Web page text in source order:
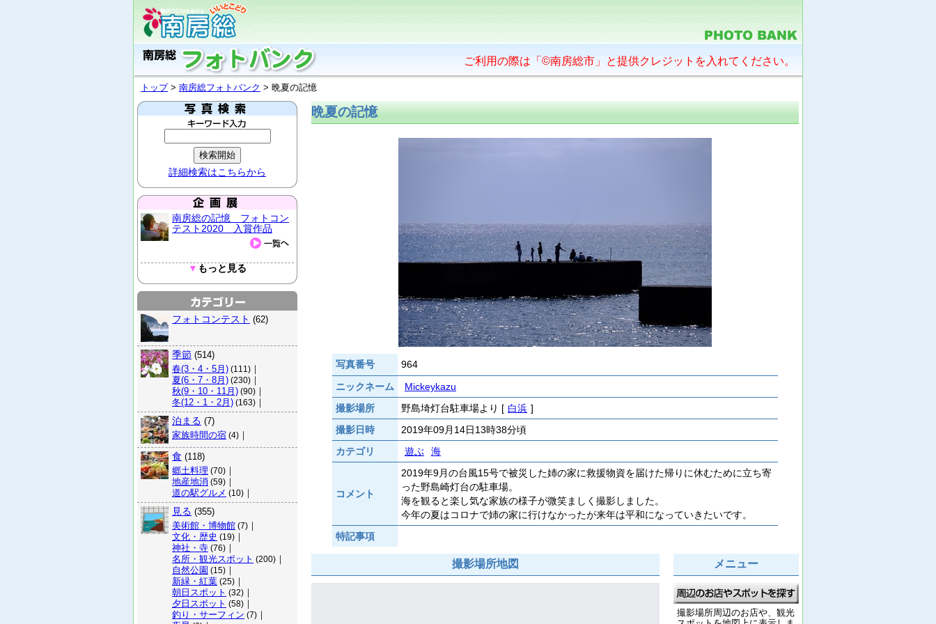
ご利用の際は「©南房総市」と提供クレジットを入れてください。
トップ> 南房総フォトバンク > 晩夏の記憶
詳細検索はこちらから
南房総の記憶 フォトコン
テスト2020 入賞作品
▼ もっと見る
フォトコンテスト (62)
季節 (514)
春(3・4・5月) (111) ｜
夏(6・7・8月) (230) ｜
秋(9・10・11月) (90) ｜
冬(12・1・2月) (163) ｜
泊まる (7)
家族時間の宿 (4) ｜
食 (118)
郷土料理 (70) ｜
地産地消 (59) ｜
道の駅グルメ (10) ｜
見る (355)
美術館・博物館 (7) ｜
文化・歴史 (19) ｜
神社・寺 (76) ｜
名所・観光スポット (200) ｜
自然公園 (15) ｜
新緑・紅葉 (25) ｜
朝日スポット (32) ｜
夕日スポット (58) ｜
釣り・サーフィン (7) ｜
晩夏の記憶
写真番号
964
ニックネーム
Mickeykazu
撮影場所
野島埼灯台駐車場より [ 白浜 ]
撮影日時
2019年09月14日13時38分頃
カテゴリ
遊ぶ 海
コメント
2019年9月の台風15号で被災した姉の家に救援物資を届けた帰りに休むために立ち寄
った野島崎灯台の駐車場。
海を観ると楽し気な家族の様子が微笑ましく撮影しました。
今年の夏はコロナで姉の家に行けなかったが来年は平和になっていきたいです。
特記事項
撮影場所地図 メニュー
撮影場所周辺のお店や、観光